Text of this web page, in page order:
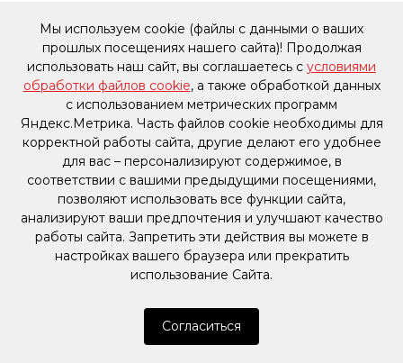
Мы используем cookie (файлы с данными о ваших
прошлых посещениях нашего сайта)! Продолжая
использовать наш сайт, вы соглашаетесь с условиями
обработки файлов cookie, а также обработкой данных
с использованием метрических программ
Яндекс.Метрика. Часть файлов cookie необходимы для
корректной работы сайта, другие делают его удобнее
для вас – персонализируют содержимое, в
соответствии с вашими предыдущими посещениями,
позволяют использовать все функции сайта,
анализируют ваши предпочтения и улучшают качество
работы сайта. Запретить эти действия вы можете в
настройках вашего браузера или прекратить
использование Сайта.
Согласиться